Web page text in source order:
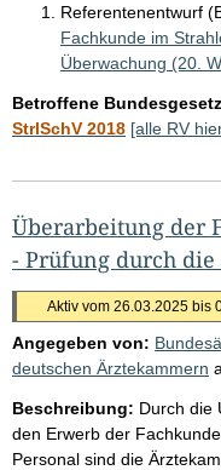
t
e
Referentenentwurf
Fachkunde im
Überwachung (20.
Betroffene
StrlSchV 2018 [alle RV
Überarbeitung der
- Prüfung durch
Aktiv vom 26.03.2025 bis
Angegeben von:
deutschen Ärztekammern
Beschreibung: Durch die
den Erwerb der
Personal sind die